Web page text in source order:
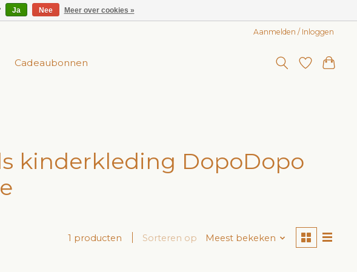
Aanmelden / Inloggen
Cadeaubonnen
kinderkleding DopoDopo
1 producten Sorteren op Meest bekeken
Ja Nee Meer over cookies »